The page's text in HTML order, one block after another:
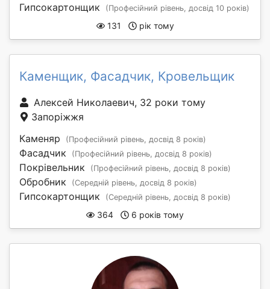
Гипсокартонщик (Професійний рівень, досвід 10 років)
131 рік тому
Каменщик, Фасадчик, Кровельщик
Алексей Николаевич, 32 роки тому
Запоріжжя
Каменяр
(Професійний рівень, досвід 8 років)
Фасадчик (Професійний рівень, досвід 8 років)
Покрівельник (Професійний рівень, досвід 8 років)
Обробник (Середній рівень, досвід 8 років)
Гипсокартонщик (Середній рівень, досвід 8 років)
364 6 років тому